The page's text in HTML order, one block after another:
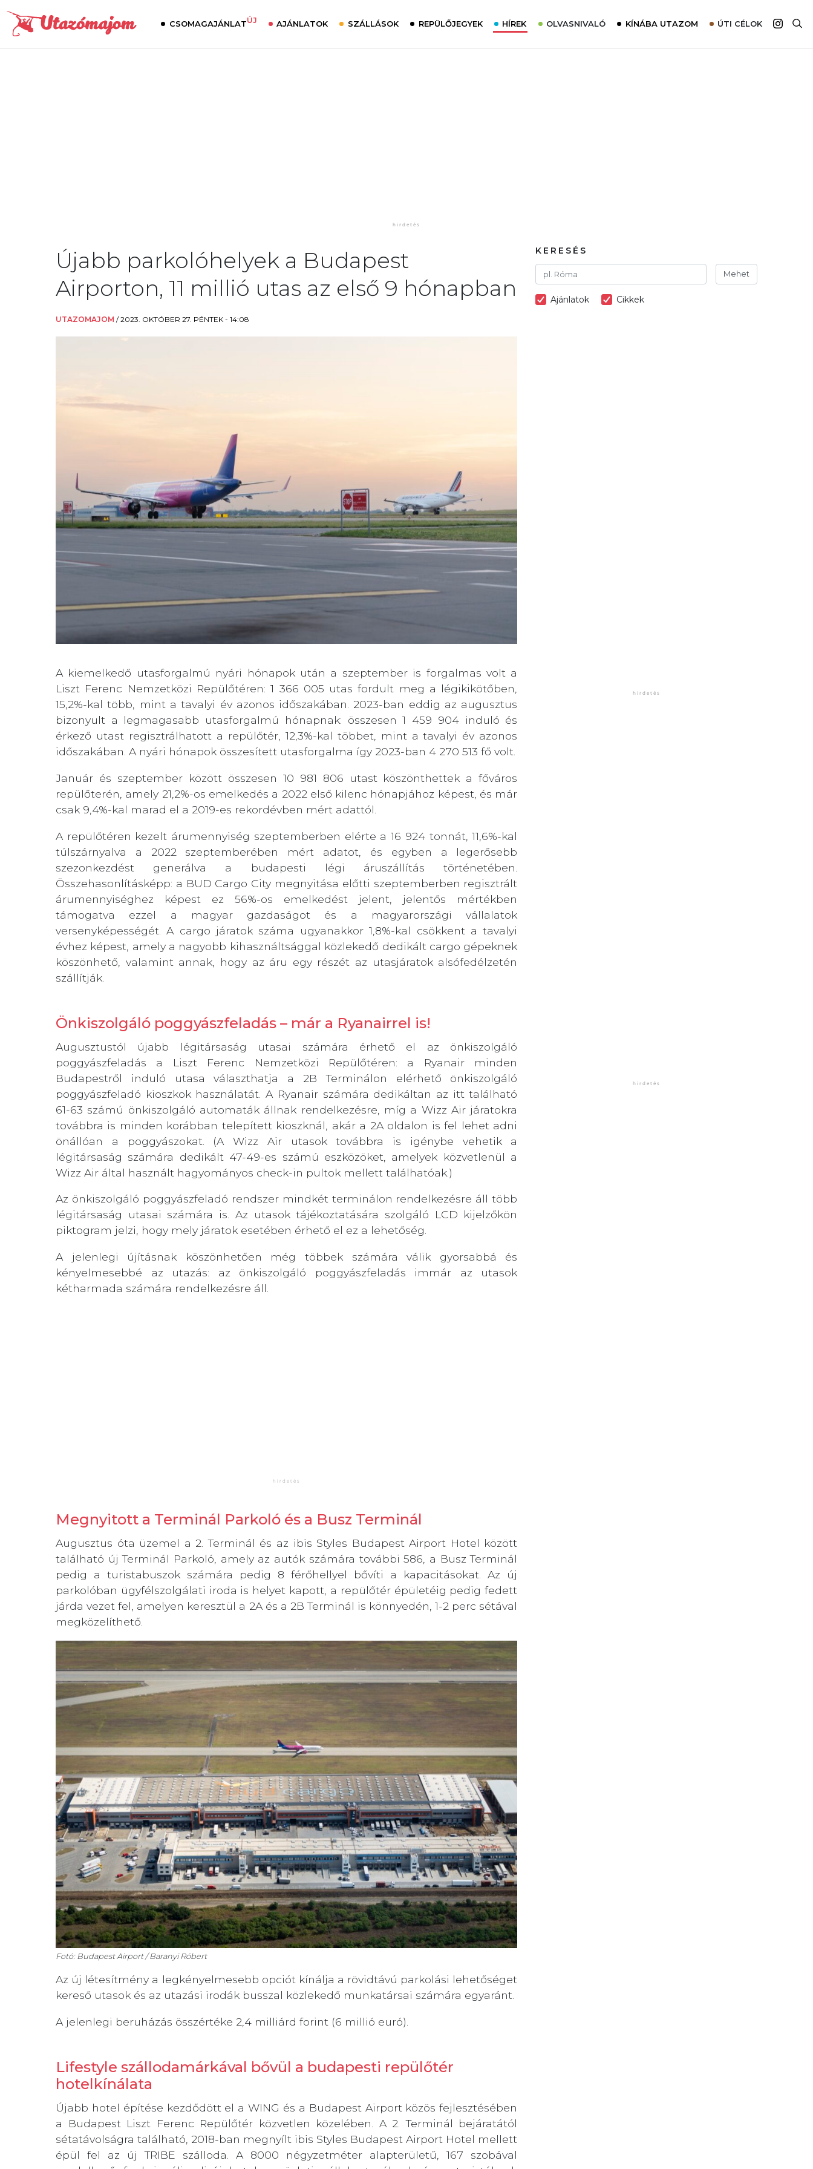
CSOMAGAJÁNLATÚJ AJÁNLATOK SZÁLLÁSOK REPÜLŐJEGYEK HÍREK OLVASNIVALÓ KÍNÁBA UTAZOM ÚTI CÉLOK
Újabb parkolóhelyek a Budapest
Airporton, 11 millió utas az első 9 hónapban
UTAZOMAJOM /2023. OKTÓBER 27. PÉNTEK - 14:08
A kiemelkedő utasforgalmú nyári hónapok után a szeptember is forgalmas volt a
Liszt Ferenc Nemzetközi Repülőtéren: 1 366 005 utas fordult meg a légikikötőben,
15,2%-kal több, mint a tavalyi év azonos időszakában. 2023-ban eddig az augusztus
bizonyult a legmagasabb utasforgalmú hónapnak: összesen 1 459 904 induló és
érkező utast regisztrálhatott a repülőtér, 12,3%-kal többet, mint a tavalyi év azonos
időszakában. A nyári hónapok összesített utasforgalma így 2023-ban 4 270 513 fő volt.
Január és szeptember között összesen 10 981 806 utast köszönthettek a főváros
repülőterén, amely 21,2%-os emelkedés a 2022 első kilenc hónapjához képest, és már
csak 9,4%-kal marad el a 2019-es rekordévben mért adattól.
A repülőtéren kezelt árumennyiség szeptemberben elérte a 16 924 tonnát, 11,6%-kal
túlszárnyalva a 2022 szeptemberében mért adatot, és egyben a legerősebb
szezonkezdést generálva a budapesti légi áruszállítás történetében.
Összehasonlításképp: a BUD Cargo City megnyitása előtti szeptemberben regisztrált
árumennyiséghez képest ez 56%-os emelkedést jelent, jelentős mértékben
támogatva ezzel a magyar gazdaságot és a magyarországi vállalatok
versenyképességét. A cargo járatok száma ugyanakkor 1,8%-kal csökkent a tavalyi
évhez képest, amely a nagyobb kihasználtsággal közlekedő dedikált cargo gépeknek
köszönhető, valamint annak, hogy az áru egy részét az utasjáratok alsófedélzetén
szállítják.
Önkiszolgáló poggyászfeladás – már a Ryanairrel is!
Augusztustól újabb légitársaság utasai számára érhető el az önkiszolgáló
poggyászfeladás a Liszt Ferenc Nemzetközi Repülőtéren: a Ryanair minden
Budapestről induló utasa választhatja a 2B Terminálon elérhető önkiszolgáló
poggyászfeladó kioszkok használatát. A Ryanair számára dedikáltan az itt található
61-63 számú önkiszolgáló automaták állnak rendelkezésre, míg a Wizz Air járatokra
továbbra is minden korábban telepített kioszknál, akár a 2A oldalon is fel lehet adni
önállóan a poggyászokat. (A Wizz Air utasok továbbra is igénybe vehetik a
légitársaság számára dedikált 47-49-es számú eszközöket, amelyek közvetlenül a
Wizz Air által használt hagyományos check-in pultok mellett találhatóak.)
Az önkiszolgáló poggyászfeladó rendszer mindkét terminálon rendelkezésre áll több
légitársaság utasai számára is. Az utasok tájékoztatására szolgáló LCD kijelzőkön
piktogram jelzi, hogy mely járatok esetében érhető el ez a lehetőség.
A jelenlegi újításnak köszönhetően még többek számára válik gyorsabbá és
kényelmesebbé az utazás: az önkiszolgáló poggyászfeladás immár az utasok
kétharmada számára rendelkezésre áll.
Megnyitott a Terminál Parkoló és a Busz Terminál
Augusztus óta üzemel a 2. Terminál és az ibis Styles Budapest Airport Hotel között
található új Terminál Parkoló, amely az autók számára további 586, a Busz Terminál
pedig a turistabuszok számára pedig 8 férőhellyel bővíti a kapacitásokat. Az új
parkolóban ügyfélszolgálati iroda is helyet kapott, a repülőtér épületéig pedig fedett
járda vezet fel, amelyen keresztül a 2A és a 2B Terminál is könnyedén, 1-2 perc sétával
megközelíthető.
Fotó: Budapest Airport / Baranyi Róbert
Az új létesítmény a legkényelmesebb opciót kínálja a rövidtávú parkolási lehetőséget
kereső utasok és az utazási irodák busszal közlekedő munkatársai számára egyaránt.
A jelenlegi beruházás összértéke 2,4 milliárd forint (6 millió euró).
Lifestyle szállodamárkával bővül a budapesti repülőtér
hotelkínálata
Újabb hotel építése kezdődött el a WING és a Budapest Airport közös fejlesztésében
a Budapest Liszt Ferenc Repülőtér közvetlen közelében. A 2. Terminál bejáratától
sétatávolságra található, 2018-ban megnyílt ibis Styles Budapest Airport Hotel mellett
épül fel az új TRIBE szálloda. A 8000 négyzetméter alapterületű, 167 szobával
KERESÉS
Mehet
Ajánlatok Cikkek